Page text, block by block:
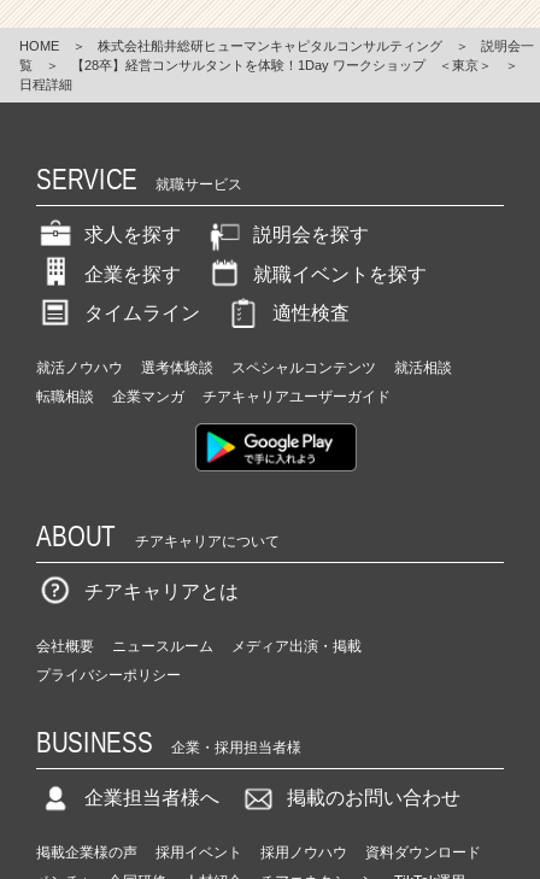
HOME ＞ 株式会社船井総研ヒューマンキャピタルコンサルティング ＞
説明会一
覧
＞ 【28卒】経営コンサルタントを体験！1Day ワークショップ ＜東京＞
＞
日程詳細
SERVICE 就職サービス
求人を探す
説明会を探す
企業を探す
就職イベントを探す
タイムライン
適性検査
就活ノウハウ 選考体験談 スペシャルコンテンツ
就活相談
転職相談
企業マンガ チアキャリアユーザーガイド
ABOUT チアキャリアについて
チアキャリアとは
会社概要 ニュースルーム
メディア出演・掲載
プライバシーポリシー
BUSINESS 企業・採用担当者様
企業担当者様へ 掲載のお問い合わせ
掲載企業様の声 採用イベント 採用ノウハウ
資料ダウンロード